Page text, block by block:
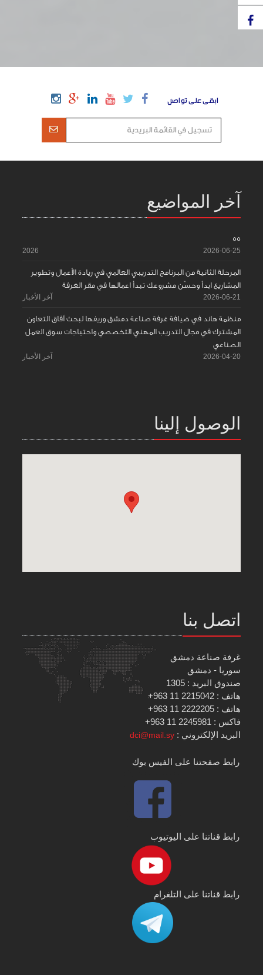
ابقى على تواصل
آخر المواضيع
55
2026-06-25
2026
المرحلة الثانية من البرنامج التدريبي العالمي في ريادة الأعمال وتطوير
المشاريع ابدأ وحسّن مشروعك تبدأ اعمالها في مقر الغرفة
2026-06-21 آخر الأخبار
منظمة هاند في ضيافة غرفة صناعة دمشق وريفها لبحث آفاق التعاون
المشترك في مجال التدريب المهني التخصصي واحتياجات سوق العمل
الصناعي
2026-04-20 آخر الأخبار
الوصول إلينا
اتصل بنا
غرفة صناعة دمشق
سوريا - دمشق
صندوق البريد : 1305
هاتف : 2215042 11 963+
هاتف : 2222205 11 963+
فاكس : 2245981 11 963+
البريد الإلكتروني :dci@mail.sy
رابط صفحتنا على الفيس بوك
رابط قناتنا على اليوتيوب
رابط قناتنا على التلغرام